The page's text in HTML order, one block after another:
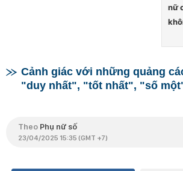
nữ
Cảnh giác với những quảng
"duy nhất", "tốt nhất", "số
Theo Phụ nữ số
23/04/2025 15:35 (GMT +7)